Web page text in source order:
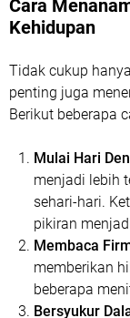
Cara
Kehidupan
Tidak cukup
penting juga
Berikut beberapa
Mulai Hari
menjadi lebih
sehari-hari.
pikiran
Membaca
memberikan
beberapa
Bersyukur